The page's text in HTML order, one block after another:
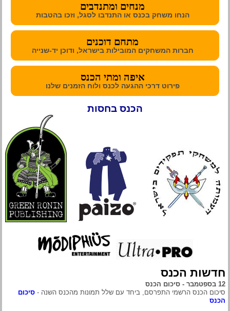
מנחים ומתנדבים
הנחו משחק בכנס או התנדבו לסגל, וזכו בהטבות
מתחם דוכנים
חברות המשחקים המובילות בישראל, ודוכן יד-שנייה
איפה ומתי הכנס
פירוט דרכי ההגעה לכנס ולוח הזמנים שלנו
הכנס בחסות
חדשות הכנס
12 בספטמבר - סיכום הכנס
סיכום הכנס הרשמי התפרסם, ביחד עם שלל תמונות מהכנס השנה - סיכום
הכנס